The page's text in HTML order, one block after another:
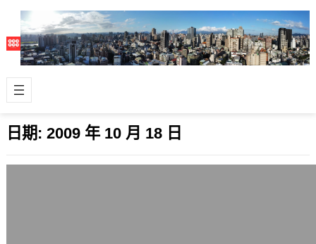
日期: 2009 年 10 月 18 日